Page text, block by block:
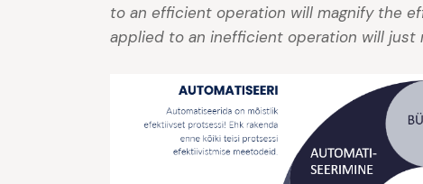
to an efficient operation will magnify the
applied to an inefficient operation will just